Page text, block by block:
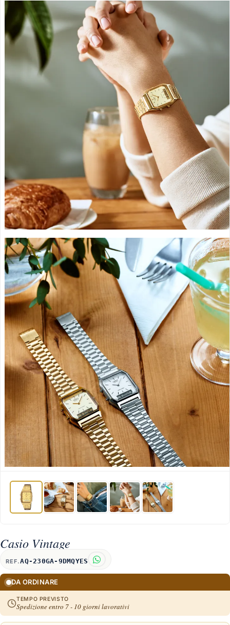
Casio Vintage
REF.AQ-230GA-9DMQYES
DA ORDINARE
TEMPO PREVISTO
Spedizione entro 7 - 10 giorni lavorativi